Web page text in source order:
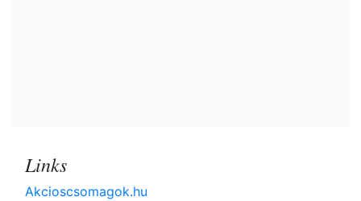
Links
Akcioscsomagok.hu